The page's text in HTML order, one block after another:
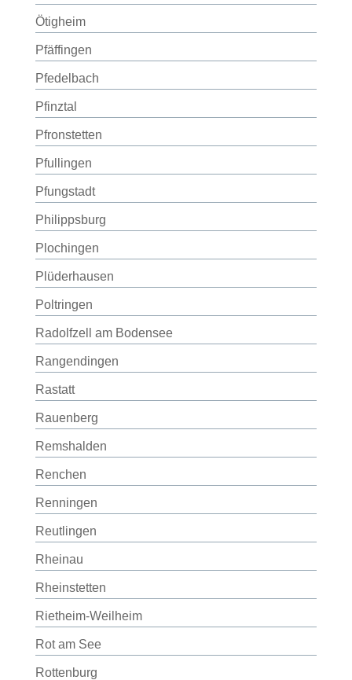
Ötigheim
Pfäffingen
Pfedelbach
Pfinztal
Pfronstetten
Pfullingen
Pfungstadt
Philippsburg
Plochingen
Plüderhausen
Poltringen
Radolfzell am Bodensee
Rangendingen
Rastatt
Rauenberg
Remshalden
Renchen
Renningen
Reutlingen
Rheinau
Rheinstetten
Rietheim-Weilheim
Rot am See
Rottenburg